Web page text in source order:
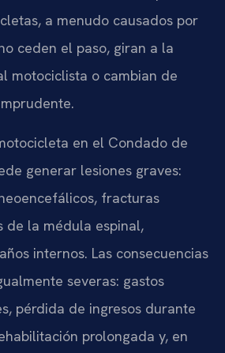
a menudo causados por
ceden el paso, giran a la
motociclista o cambian de
en el Condado de
generar lesiones graves:
fracturas
de la médula espinal,
internos. Las consecuencias
severas: gastos
pérdida de ingresos durante
prolongada y, en